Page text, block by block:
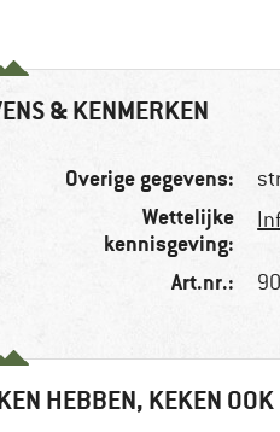
& KENMERKEN
Overige gegevens:
Wettelijke
kennisgeving:
Art.nr.:
HEBBEN, KEKEN OOK